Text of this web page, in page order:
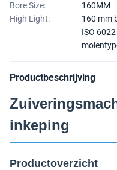
Bore Size:
160MM
High Light:
160 mm
ISO
Productbeschrijving
inkeping
Productoverzicht